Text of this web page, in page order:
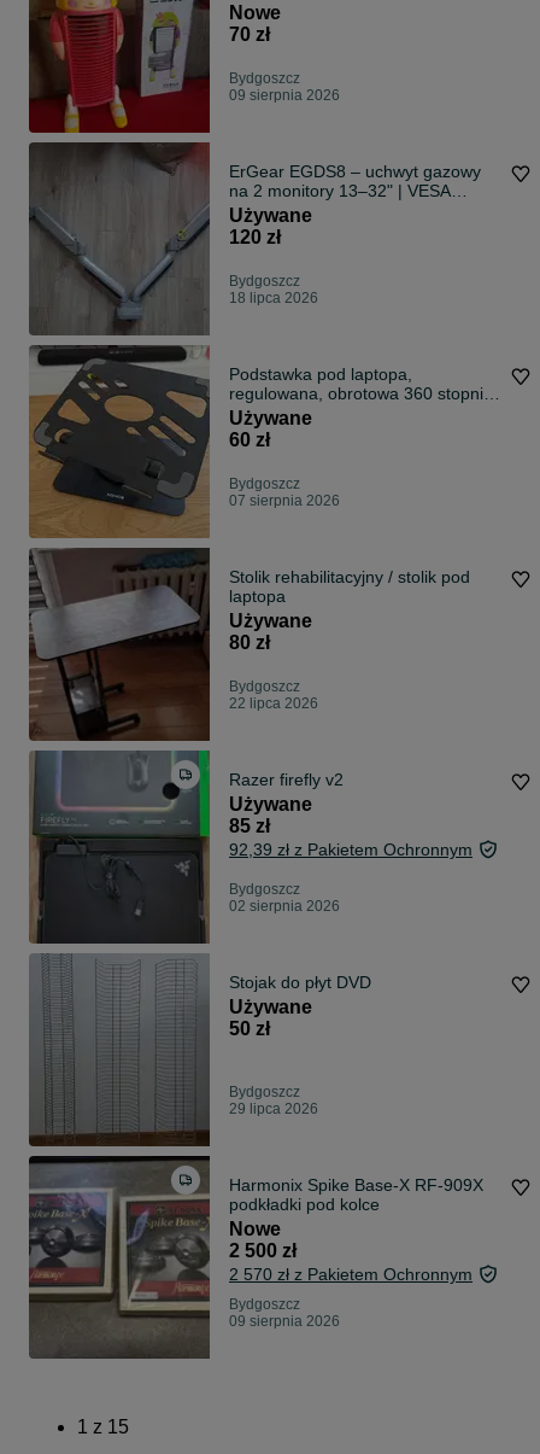
Nowe
70 zł
Bydgoszcz
09 sierpnia 2026
ErGear EGDS8 – uchwyt gazowy
na 2 monitory 13–32" | VESA
75/100 | Stan bardzo dobry
Używane
120 zł
Bydgoszcz
18 lipca 2026
Podstawka pod laptopa,
regulowana, obrotowa 360 stopni,
metalowa, do 17 cali Azeno
Używane
60 zł
Bydgoszcz
07 sierpnia 2026
Stolik rehabilitacyjny / stolik pod
laptopa
Używane
80 zł
Bydgoszcz
22 lipca 2026
Razer firefly v2
Używane
85 zł
92,39 zł z Pakietem Ochronnym
Bydgoszcz
02 sierpnia 2026
Stojak do płyt DVD
Używane
50 zł
Bydgoszcz
29 lipca 2026
Harmonix Spike Base-X RF-909X
podkładki pod kolce
Nowe
2 500 zł
2 570 zł z Pakietem Ochronnym
Bydgoszcz
09 sierpnia 2026
1 z 15